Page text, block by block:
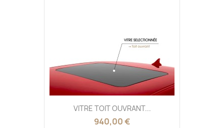
VITRE TOIT OUVRANT...
940,00 €